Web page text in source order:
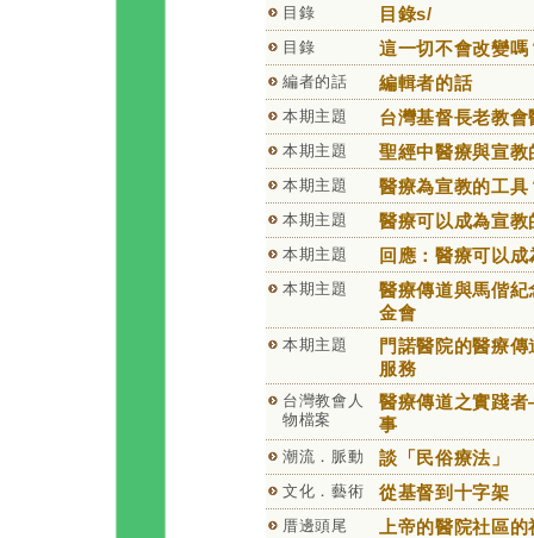
目錄
目錄s/
目錄 這一切不會改變嗎
編者的話 編輯者的話
本期主題 台灣基督長老教
本期主題 聖經中醫療與宣教
本期主題 醫療為宣教的工具
本期主題 醫療可以成為宣教
本期主題 回應：醫療可以
本期主題
醫療傳道與馬偕紀
金會
本期主題
門諾醫院的醫療
服務
台灣教會人
物檔案
醫療傳道之實踐
事
潮流．脈動 談「民俗療法」
文化．藝術 從基督到十字架
厝邊頭尾
上帝的醫院社區